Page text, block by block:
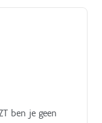
ben je geen